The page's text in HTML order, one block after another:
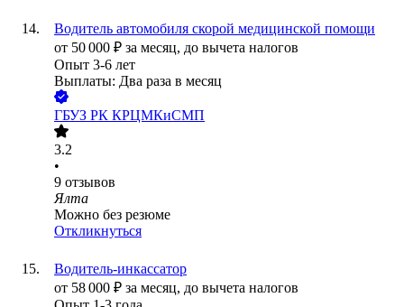
Водитель автомобиля скорой медицинской помощи
от 50 000 ₽ за месяц, до вычета налогов
Опыт 3-6 лет
Выплаты: Два раза в месяц
ГБУЗ РК КРЦМКиСМП
3.2
•
9 отзывов
Ялта
Можно без резюме
Откликнуться
Водитель-инкассатор
от 58 000 ₽ за месяц, до вычета налогов